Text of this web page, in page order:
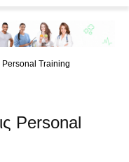
Personal Training
Personal